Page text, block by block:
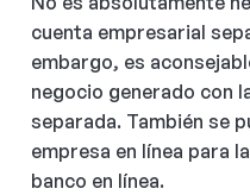
cuenta empresarial
embargo, es
negocio generado con
separada. También se
empresa en línea para
banco en línea.